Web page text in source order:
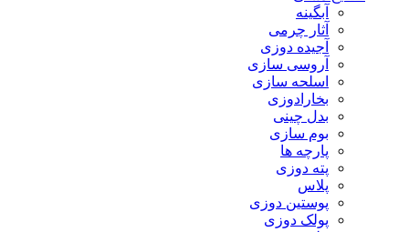
آبگینه
آثار چرمی
آجیده دوزی
آروسی سازی
اسلحه سازی
بخارادوزی
بدل چینی
بوم سازی
پارچه ها
پته دوزی
پلاس
پوستین دوزی
پولک دوزی